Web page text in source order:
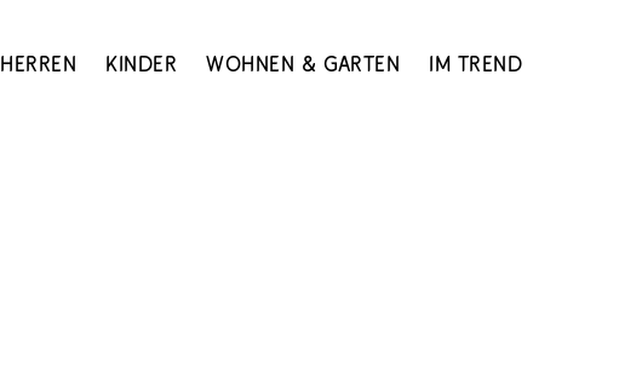
Herren Kinder Wohnen & Garten Im Trend